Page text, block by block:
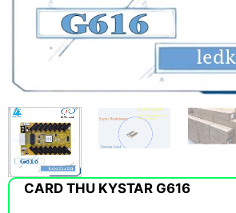
CARD THU KYSTAR G616